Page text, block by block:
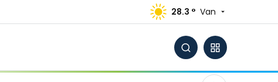
28.3 ° Van